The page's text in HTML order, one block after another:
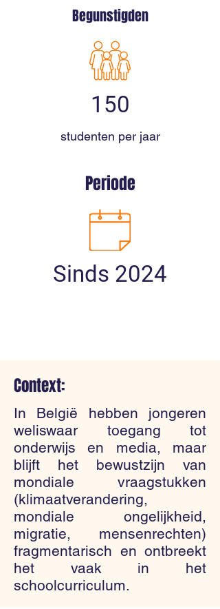
Begunstigden
150
studenten per jaar
Periode
Sinds 2024
Context:
In België hebben jongeren
weliswaar toegang tot
onderwijs en media, maar
blijft het bewustzijn van
mondiale vraagstukken
(klimaatverandering,
mondiale ongelijkheid,
migratie, mensenrechten)
fragmentarisch en ontbreekt
het vaak in het
schoolcurriculum.